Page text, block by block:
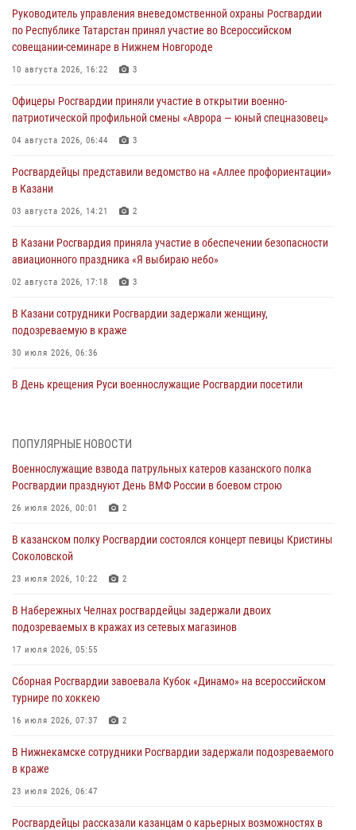
Руководитель управления вневедомственной охраны Росгвардии
по Республике Татарстан принял участие во Всероссийском
совещании-семинаре в Нижнем Новгороде
10 августа 2026, 16:22 3
Офицеры Росгвардии приняли участие в открытии военно-
патриотической профильной смены «Аврора — юный спецназовец»
04 августа 2026, 06:44 3
Росгвардейцы представили ведомство на «Аллее профориентации»
в Казани
03 августа 2026, 14:21 2
В Казани Росгвардия приняла участие в обеспечении безопасности
авиационного праздника «Я выбираю небо»
02 августа 2026, 17:18 3
В Казани сотрудники Росгвардии задержали женщину,
подозреваемую в краже
30 июля 2026, 06:36
В День крещения Руси военнослужащие Росгвардии посетили
Росгвардии празднуют День ВМФ России в боевом строю
26 июля 2026, 00:01 2
конкурса профессионального мастерства
Соколовской
23 июля 2026, 10:22
в краже
23 июля 2026, 06:47
ПОПУЛЯРНЫЕ НОВОСТИ
Военнослужащие взвода патрульных катеров казанского полка
Росгвардии празднуют День ВМФ России в боевом строю
26 июля 2026, 00:01 2
В казанском полку Росгвардии состоялся концерт певицы Кристины
Соколовской
23 июля 2026, 10:22 2
В Набережных Челнах росгвардейцы задержали двоих
подозреваемых в кражах из сетевых магазинов
17 июля 2026, 05:55
Сборная Росгвардии завоевала Кубок «Динамо» на всероссийском
турнире по хоккею
16 июля 2026, 07:37 2
В Нижнекамске сотрудники Росгвардии задержали подозреваемого
в краже
23 июля 2026, 06:47
Росгвардейцы рассказали казанцам о карьерных возможностях в